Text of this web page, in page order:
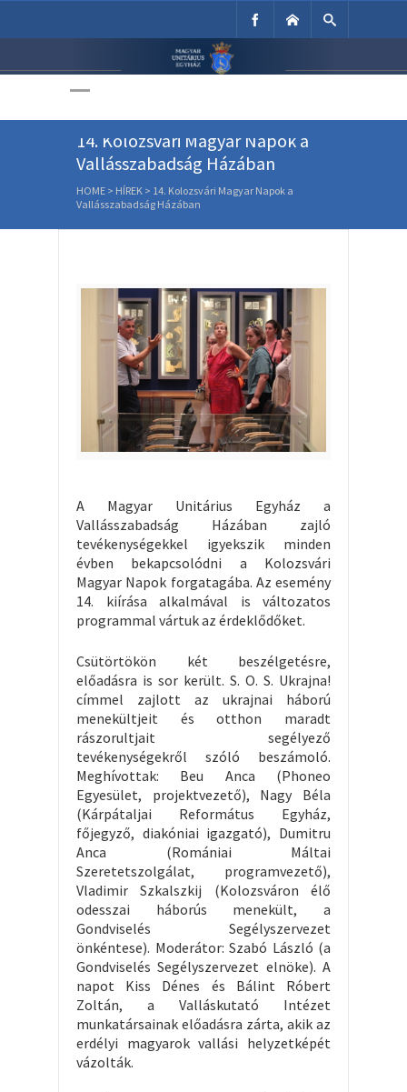
Unitárius Egyház
14. Kolozsvári Magyar Napok a
Vallásszabadság Házában
HOME > HÍREK > 14. Kolozsvári Magyar Napok a
Vallásszabadság Házában
A Magyar Unitárius Egyház a
Vallásszabadság Házában zajló
tevékenységekkel igyekszik minden
évben bekapcsolódni a Kolozsvári
Magyar Napok forgatagába. Az esemény
14. kiírása alkalmával is változatos
programmal vártuk az érdeklődőket.
Csütörtökön két beszélgetésre,
előadásra is sor került. S. O. S. Ukrajna!
címmel zajlott az ukrajnai háború
menekültjeit és otthon maradt
rászorultjait segélyező
tevékenységekről szóló beszámoló.
Meghívottak: Beu Anca (Phoneo
Egyesület, projektvezető), Nagy Béla
(Kárpátaljai Református Egyház,
főjegyző, diakóniai igazgató), Dumitru
Anca (Romániai Máltai
Szeretetszolgálat, programvezető),
Vladimir Szkalszkij (Kolozsváron élő
odesszai háborús menekült, a
Gondviselés Segélyszervezet
önkéntese). Moderátor: Szabó László (a
Gondviselés Segélyszervezet elnöke). A
napot Kiss Dénes és Bálint Róbert
Zoltán, a Valláskutató Intézet
munkatársainak előadásra zárta, akik az
erdélyi magyarok vallási helyzetképét
vázolták.